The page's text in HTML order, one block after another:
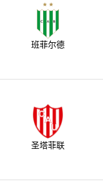
班菲尔德
圣塔菲联